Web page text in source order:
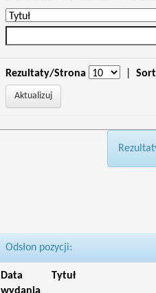
Rezultaty/Strona
Odsłon pozycji:
Data
Tytuł